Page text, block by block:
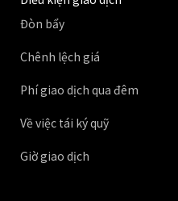
Đòn bẩy
Chênh lệch giá
Phí giao dịch qua đêm
Về việc tái ký quỹ
Giờ giao dịch